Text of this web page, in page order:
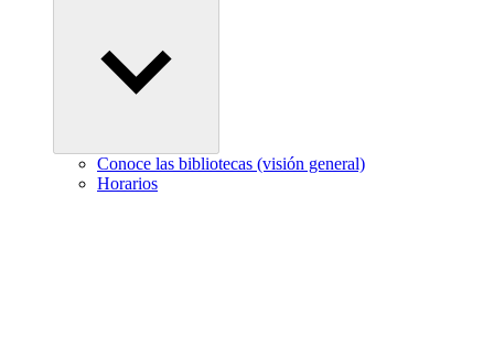
Conoce las bibliotecas (visión general)
Horarios